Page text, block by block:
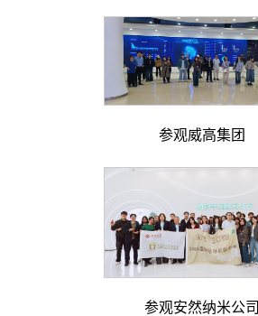
参观威高集团
参观安然纳米公司